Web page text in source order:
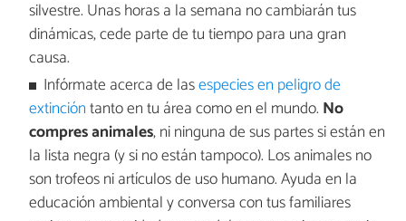
silvestre. Unas horas a la semana no cambiarán tus
dinámicas, cede parte de tu tiempo para una gran
causa.
Infórmate acerca de lasespecies en peligro de
extincióntanto en tu área como en el mundo. No
compres animales, ni ninguna de sus partes si están en
la lista negra (y si no están tampoco). Los animales no
son trofeos ni artículos de uso humano. Ayuda en la
educación ambiental y conversa con tus familiares